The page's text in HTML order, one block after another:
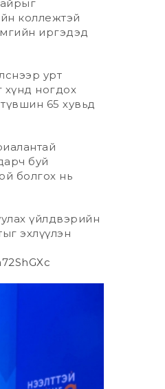
коллежтэй
иргэдэд
урт
хүнд ногдох
65 хувьд
буй
болгох нь
үйлдвэрийн
эхлүүлэн